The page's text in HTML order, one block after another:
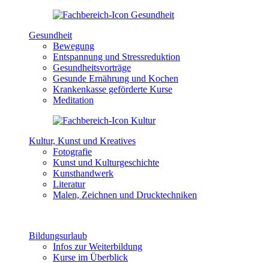
Gesundheit
Bewegung
Entspannung und Stressreduktion
Gesundheitsvorträge
Gesunde Ernährung und Kochen
Krankenkasse geförderte Kurse
Meditation
Kultur, Kunst und Kreatives
Fotografie
Kunst und Kulturgeschichte
Kunsthandwerk
Literatur
Malen, Zeichnen und Drucktechniken
Bildungsurlaub
Infos zur Weiterbildung
Kurse im Überblick